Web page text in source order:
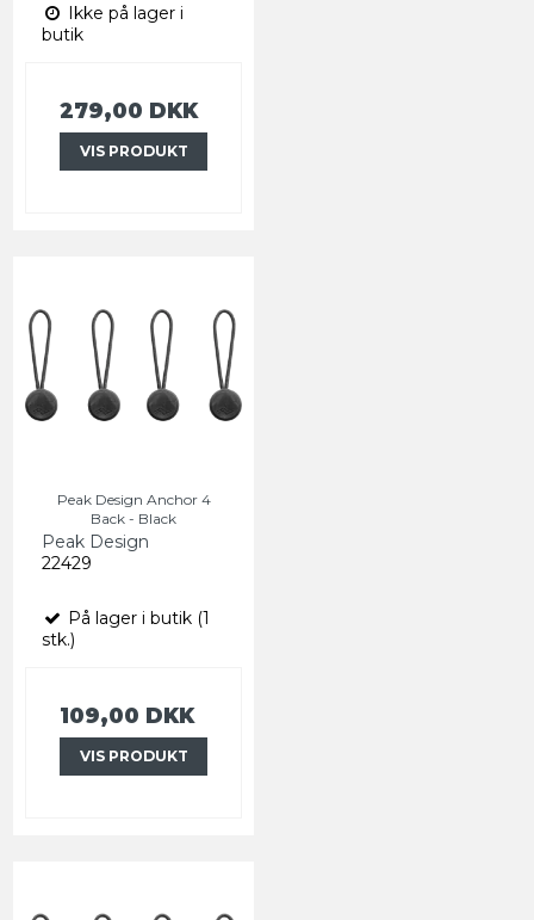
Ikke på lager i
butik
279,00 DKK
VIS PRODUKT
Peak Design Anchor 4
Back - Black
Peak Design
22429
På lager i butik (1
stk.)
109,00 DKK
VIS PRODUKT